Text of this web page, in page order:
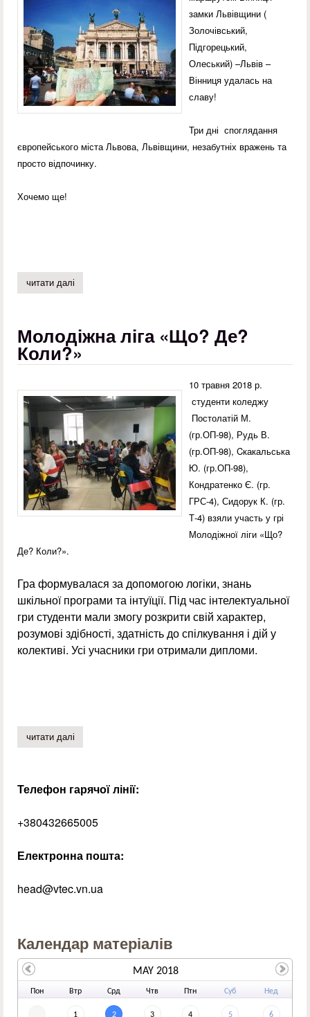
замки Львівщини (
Золочівський,
Підгорецький,
Олеський) –Львів –
Вінниця удалась на
славу!
Три дні споглядання
європейського міста Львова, Львівщини, незабутніх вражень та
просто відпочинку.
Хочемо ще!
читати далі
Молодіжна ліга «Що? Де?
Коли?»
10 травня 2018 р.
студенти коледжу
Постолатій М.
(гр.ОП-98), Рудь В.
(гр.ОП-98), Cкакальська
Ю. (гр.ОП-98),
Кондратенко Є. (гр.
ГРС-4), Сидорук К. (гр.
Т-4) взяли участь у грі
Молодіжної ліги «Що?
Де? Коли?».
Гра формувалася за допомогою логіки, знань
шкільної програми та інтуїції. Під час інтелектуальної
гри студенти мали змогу розкрити свій характер,
розумові здібності, здатність до спілкування і дій у
колективі. Усі учасники гри отримали дипломи.
читати далі
Телефон гарячої лінії:
+380432665005
Електронна пошта:
head@vtec.vn.ua
Календар матеріалів
Пон Втр Срд Чтв Птн Суб Нед
1 2 3 4 5 6
MAY 2018